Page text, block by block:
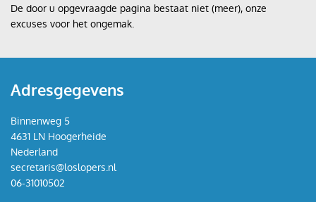
Trainingen
Wedstrijden
Roparun
Foto's
Ossendrechtse Kermisloop
Contact
De door u opgevraagde pagina bestaat niet (meer), onze
excuses voor het ongemak.
Adresgegevens
Binnenweg 5
4631 LN Hoogerheide
Nederland
secretaris@loslopers.nl
06-31010502